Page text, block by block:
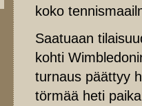
koko
Saatuaan
kohti
turnaus päättyy
törmää heti